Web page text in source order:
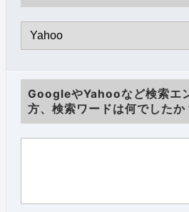
GoogleやYahooなど検索エ
方、検索ワードは何でしたか